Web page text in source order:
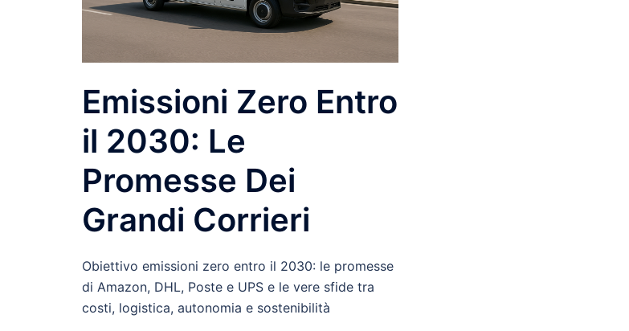
Emissioni Zero Entro
il 2030: Le
Promesse Dei
Grandi Corrieri
Obiettivo emissioni zero entro il 2030: le promesse
di Amazon, DHL, Poste e UPS e le vere sfide tra
costi, logistica, autonomia e sostenibilità